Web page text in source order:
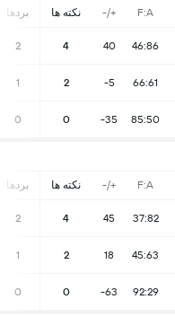
F:A
+/- نکته ها بردها
46:86
40
4
2
66:61
-5
2
1
85:50
-35
0
0
F:A
+/- نکته ها بردها
37:82
45
4
2
45:63
18
2
1
92:29
-63
0
0